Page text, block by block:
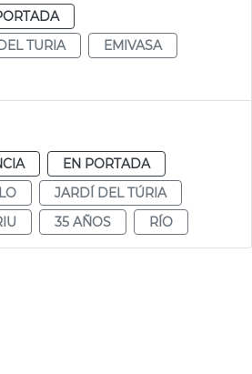
TURIA
EMIVASA
EN PORTADA
JARDÍ DEL TÚRIA
35 AÑOS RÍO